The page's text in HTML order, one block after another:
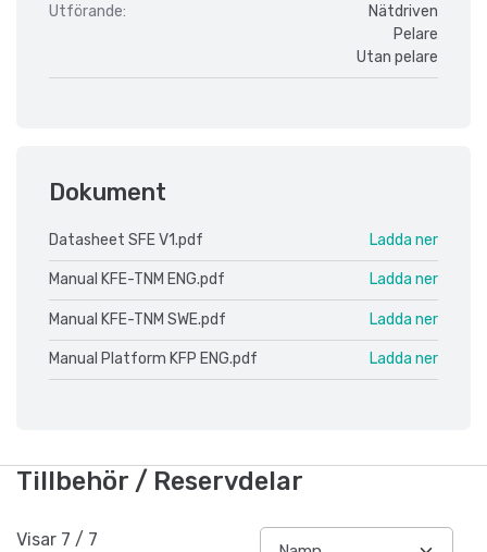
Utförande:
Nätdriven
Pelare
Utan pelare
Dokument
Datasheet SFE V1.pdf Ladda ner
Manual KFE-TNM ENG.pdf Ladda ner
Manual KFE-TNM SWE.pdf Ladda ner
Manual Platform KFP ENG.pdf Ladda ner
Tillbehör / Reservdelar
Visar 7 / 7